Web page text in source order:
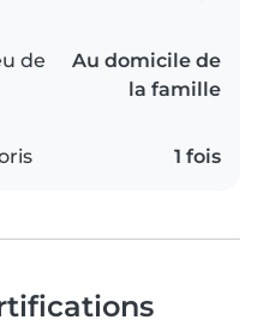
de
Au domicile de
la famille
1 fois